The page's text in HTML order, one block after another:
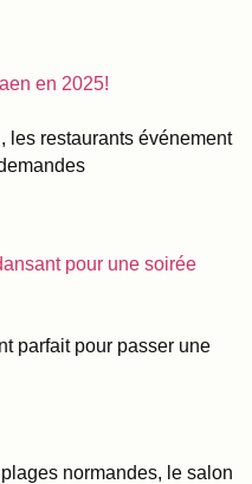
en 2025!
les restaurants événement
pour une soirée
parfait pour passer une
normandes, le salon